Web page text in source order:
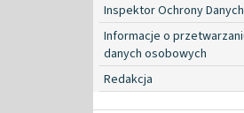
Inspektor Ochrony Danych
Informacje o
danych osobowych
Redakcja